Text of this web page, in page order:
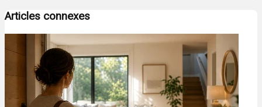
Articles connexes